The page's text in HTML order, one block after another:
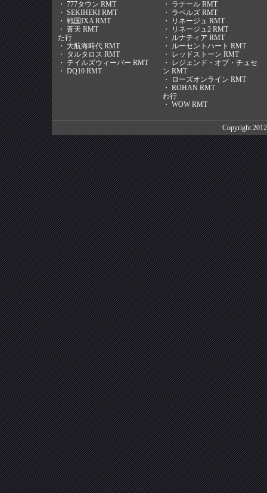
・ 777タウン RMT
・ SEKIHEKI RMT
・ 戦国IXA RMT
・ 蒼天 RMT
た行
・ 大航海時代 RMT
・ タルタロス RMT
・ テイルズウィーバー RMT
・ DQ10 RMT
・ ラテール RMT
・ ラペルズ RMT
・
リネージュ RMT
・
リネージュ2 RMT
・ ルナティア RMT
・ ルーセントハート RMT
・ レッドストーン RMT
・ レジェンド・オブ・チュセ
ン RMT
・
ローズオンライン RMT
・ ROHAN RMT
わ行
・ WOW RMT
Copyright